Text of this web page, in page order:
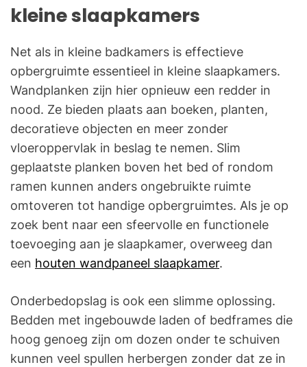
kleine slaapkamers
Net als in kleine badkamers is effectieve
opbergruimte essentieel in kleine slaapkamers.
Wandplanken zijn hier opnieuw een redder in
nood. Ze bieden plaats aan boeken, planten,
decoratieve objecten en meer zonder
vloeroppervlak in beslag te nemen. Slim
geplaatste planken boven het bed of rondom
ramen kunnen anders ongebruikte ruimte
omtoveren tot handige opbergruimtes. Als je op
zoek bent naar een sfeervolle en functionele
toevoeging aan je slaapkamer, overweeg dan
een houten wandpaneel slaapkamer.
Onderbedopslag is ook een slimme oplossing.
Bedden met ingebouwde laden of bedframes die
hoog genoeg zijn om dozen onder te schuiven
kunnen veel spullen herbergen zonder dat ze in